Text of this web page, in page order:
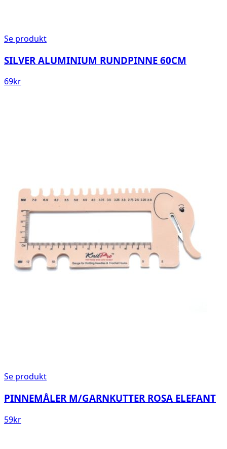
Se produkt
SILVER ALUMINIUM RUNDPINNE 60CM
69kr
Se produkt
PINNEMÅLER M/GARNKUTTER ROSA ELEFANT
59kr